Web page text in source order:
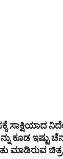
ಸಾಕ್ಷಿಯಾದ
ಕೂಡ ಇಷ್ಟು
ಮಾಡಿರುವ ಚಿತ್ರ